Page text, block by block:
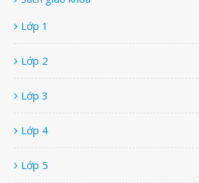
Lớp 1
Lớp 2
Lớp 3
Lớp 4
Lớp 5